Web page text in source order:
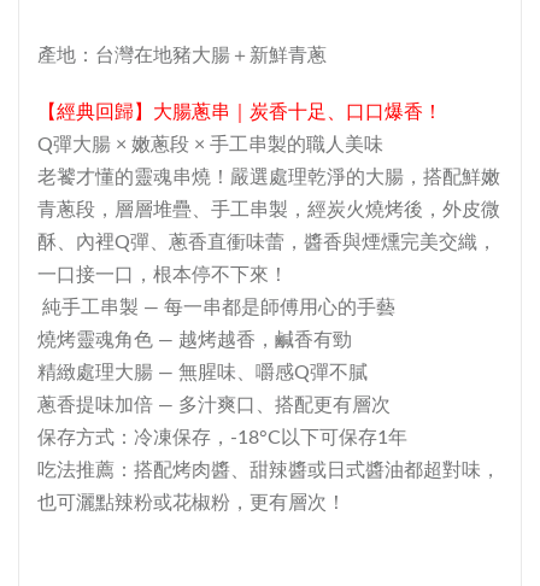
產地：台灣在地豬大腸＋新鮮青蔥
【經典回歸】大腸蔥串｜炭香十足、口口爆香！
Q彈大腸 × 嫩蔥段 × 手工串製的職人美味
老饕才懂的靈魂串燒！嚴選處理乾淨的大腸，搭配鮮嫩
青蔥段，層層堆疊、手工串製，經炭火燒烤後，外皮微
酥、內裡Q彈、蔥香直衝味蕾，醬香與煙燻完美交織，
一口接一口，根本停不下來！
純手工串製 — 每一串都是師傅用心的手藝
燒烤靈魂角色 — 越烤越香，鹹香有勁
精緻處理大腸 — 無腥味、嚼感Q彈不膩
蔥香提味加倍 — 多汁爽口、搭配更有層次
保存方式：冷凍保存，-18°C以下可保存1年
吃法推薦：搭配烤肉醬、甜辣醬或日式醬油都超對味，
也可灑點辣粉或花椒粉，更有層次！